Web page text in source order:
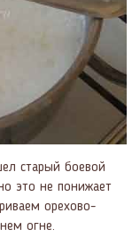
старый боевой
это не понижает
орехово-
огне.